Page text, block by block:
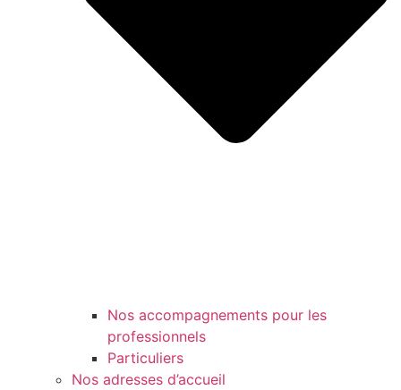
Nos accompagnements pour les
professionnels
Particuliers
Nos adresses d’accueil